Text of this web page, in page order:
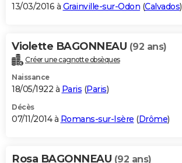
13/03/2016 à Grainville-sur-Odon (Calvados)
Violette BAGONNEAU (92 ans)
Créer une cagnotte obsèques
Naissance
18/05/1922 à Paris (Paris)
Décès
07/11/2014 à Romans-sur-Isère (Drôme)
Rosa BAGONNEAU (92 ans)